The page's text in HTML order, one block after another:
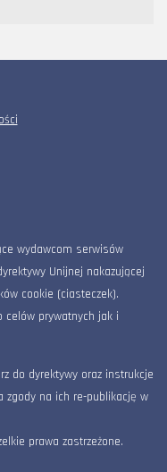
wydawcom serwisów
Unijnej nakazującej
cookie (ciasteczek).
celów prywatnych jak i
do dyrektywy oraz instrukcje
zgody na ich re-publikację w
prawa zastrzeżone.